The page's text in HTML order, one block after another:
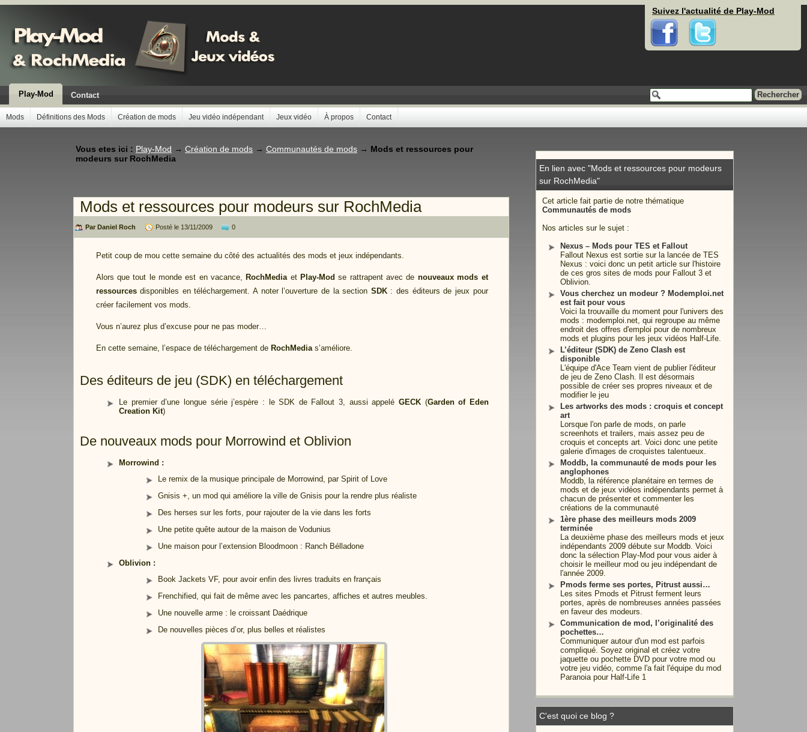
Suivez l'actualité de Play-Mod
Facebook Twitter
Play-Mod Contact
Mods Définitions des Mods Création de mods Jeu vidéo indépendant Jeux vidéo À propos Contact
Vous etes ici : Play-Mod → Création de mods → Communautés de mods → Mods et ressources pour
modeurs sur RochMedia
Mods et ressources pour modeurs sur RochMedia
Par Daniel Roch Posté le 13/11/2009 0
Petit coup de mou cette semaine du côté des actualités des mods et jeux indépendants.
Alors que tout le monde est en vacance, RochMediaet Play-Mod se rattrapent avec de nouveaux mods et
ressourcesdisponibles en téléchargement. A noter l’ouverture de la section SDK: des éditeurs de jeux pour
créer facilement vos mods.
Vous n’aurez plus d’excuse pour ne pas moder…
En cette semaine, l’espace de téléchargement de RochMedias’améliore.
Des éditeurs de jeu (SDK) en téléchargement
Le premier d’une longue série j’espère : le SDK de Fallout 3, aussi appeléGECK (Garden of Eden
Creation Kit)
De nouveaux mods pour Morrowind et Oblivion
Morrowind :
Le remix de la musique principale de Morrowind, par Spirit of Love
Gnisis +, un mod qui améliore la ville de Gnisis pour la rendre plus réaliste
Des herses sur les forts, pour rajouter de la vie dans les forts
Une petite quête autour de la maison de Vodunius
Une maison pour l’extension Bloodmoon : Ranch Bélladone
Oblivion :
Book Jackets VF, pour avoir enfin des livres traduits en français
Frenchified, qui fait de même avec les pancartes, affiches et autres meubles.
Une nouvelle arme : le croissant Daédrique
De nouvelles pièces d’or, plus belles et réalistes
En lien avec "Mods et ressources pour modeurs
sur RochMedia"
Cet article fait partie de notre thématique
Communautés de mods
Nos articles sur le sujet :
Nexus – Mods pour TES et Fallout
Fallout Nexus est sortie sur la lancée de TES
Nexus : voici donc un petit article sur l'histoire
de ces gros sites de mods pour Fallout 3 et
Oblivion.
Vous cherchez un modeur ? Modemploi.net
est fait pour vous
Voici la trouvaille du moment pour l'univers des
mods : modemploi.net, qui regroupe au même
endroit des offres d'emploi pour de nombreux
mods et plugins pour les jeux vidéos Half-Life.
L’éditeur (SDK) de Zeno Clash est
disponible
L'équipe d'Ace Team vient de publier l'éditeur
de jeu de Zeno Clash. Il est désormais
possible de créer ses propres niveaux et de
modifier le jeu
Les artworks des mods : croquis et concept
art
Lorsque l'on parle de mods, on parle
screenhots et trailers, mais assez peu de
croquis et concepts art. Voici donc une petite
galerie d'images de croquistes talentueux.
Moddb, la communauté de mods pour les
anglophones
Moddb, la référence planétaire en termes de
mods et de jeux vidéos indépendants permet à
chacun de présenter et commenter les
créations de la communauté
1ère phase des meilleurs mods 2009
terminée
La deuxième phase des meilleurs mods et jeux
indépendants 2009 débute sur Moddb. Voici
donc la sélection Play-Mod pour vous aider à
choisir le meilleur mod ou jeu indépendant de
l'année 2009.
Pmods ferme ses portes, Pitrust aussi…
Les sites Pmods et Pitrust ferment leurs
portes, après de nombreuses années passées
en faveur des modeurs.
Communication de mod, l’originalité des
pochettes…
Communiquer autour d'un mod est parfois
compliqué. Soyez original et créez votre
jaquette ou pochette DVD pour votre mod ou
votre jeu vidéo, comme l'a fait l'équipe du mod
Paranoia pour Half-Life 1
C'est quoi ce blog ?